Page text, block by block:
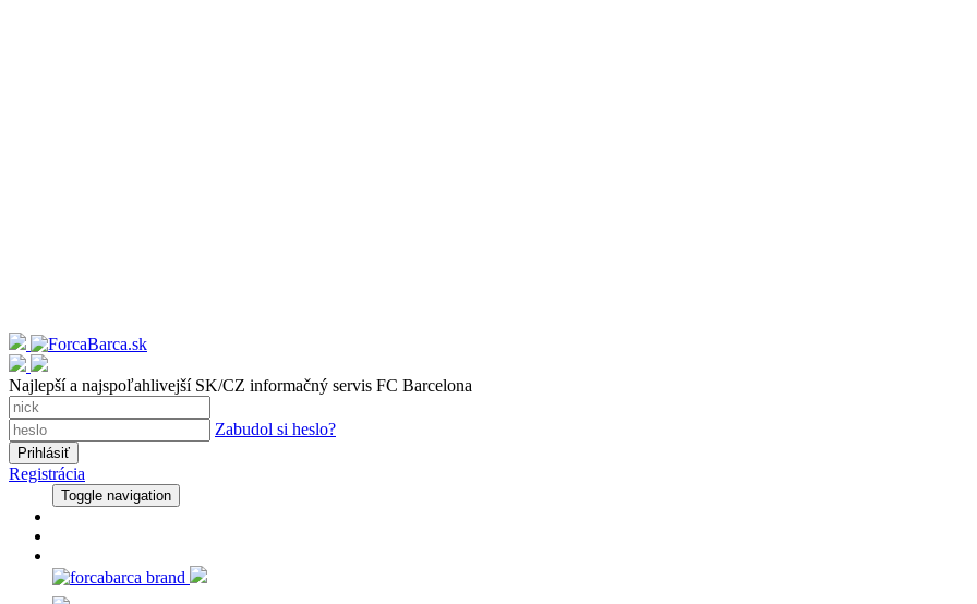
Najlepší a najspoľahlivejší SK/CZ informačný servis FC Barcelona
Zabudol si heslo?
Registrácia
Toggle navigation